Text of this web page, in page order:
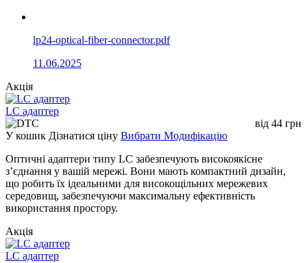
lp24-optical-fiber-connector.pdf
11.06.2025
Акція
LC адаптер
від 44 грн
У кошик Дізнатися ціну Вибрати Модифікацію
Оптичні адаптери типу LC забезпечують високоякісне
з’єднання у вашій мережі. Вони мають компактний дизайн,
що робить їх ідеальними для високощільних мережевих
середовищ, забезпечуючи максимальну ефективність
використання простору.
Акція
LC адаптер